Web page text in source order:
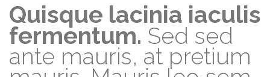
Quisque lacinia iaculis
fermentum. Sed sed
ante mauris, at pretium